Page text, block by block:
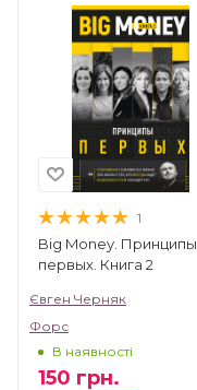
1
Big Money. Принципы
первых. Книга 2
Євген Черняк
Форс
В наявності
150 грн.